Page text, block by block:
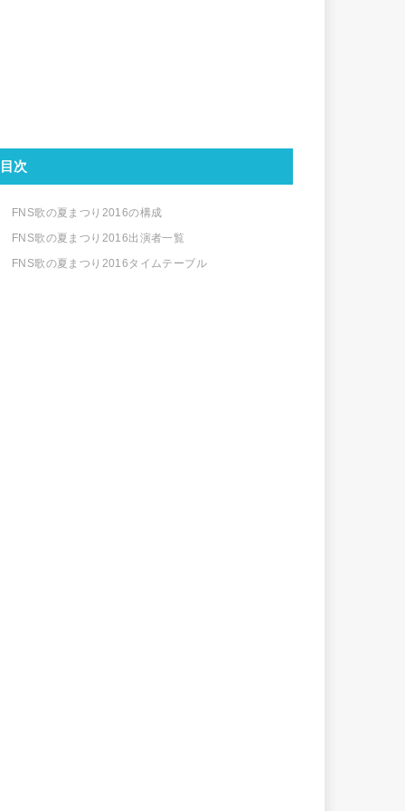
目次
FNS歌の夏まつり2016の構成
FNS歌の夏まつり2016出演者一覧
FNS歌の夏まつり2016タイムテーブル